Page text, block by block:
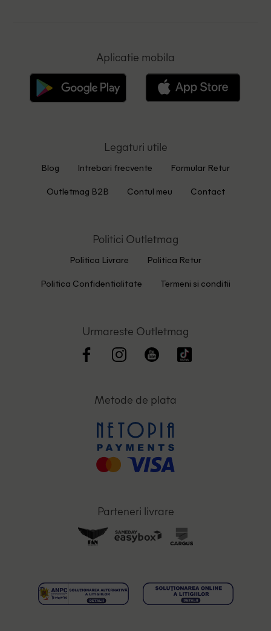
Aplicatie mobila
Legaturi utile
Blog Intrebari frecvente Formular Retur
Outletmag B2B Contul meu Contact
Politici Outletmag
Politica Livrare Politica Retur
Politica Confidentialitate Termeni si conditii
Urmareste Outletmag
Metode de plata
Parteneri livrare